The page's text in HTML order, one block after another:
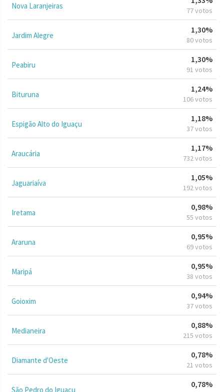
Nova Laranjeiras 77 votos
Jardim Alegre
1,30%
80 votos
Peabiru
1,30%
91 votos
Bituruna
1,24%
106 votos
Espigão Alto do Iguaçu
1,18%
37 votos
Araucária
1,17%
732 votos
Jaguariaíva
1,05%
192 votos
Iretama
0,98%
55 votos
Araruna
0,95%
69 votos
Maripá
0,95%
38 votos
Goioxim
0,94%
37 votos
Medianeira
0,88%
215 votos
Diamante d'Oeste
0,78%
21 votos
São Pedro do Iguaçu
0,78%